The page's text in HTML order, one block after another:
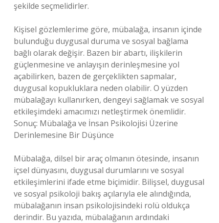
şekilde seçmelidirler.
Kişisel gözlemlerime göre, mübalağa, insanın içinde
bulunduğu duygusal duruma ve sosyal bağlama
bağlı olarak değişir. Bazen bir abartı, ilişkilerin
güçlenmesine ve anlayışın derinleşmesine yol
açabilirken, bazen de gerçeklikten sapmalar,
duygusal kopukluklara neden olabilir. O yüzden
mübalağayı kullanırken, dengeyi sağlamak ve sosyal
etkileşimdeki amacımızı netleştirmek önemlidir.
Sonuç: Mübalağa ve İnsan Psikolojisi Üzerine
Derinlemesine Bir Düşünce
Mübalağa, dilsel bir araç olmanın ötesinde, insanın
içsel dünyasını, duygusal durumlarını ve sosyal
etkileşimlerini ifade etme biçimidir. Bilişsel, duygusal
ve sosyal psikoloji bakış açılarıyla ele alındığında,
mübalağanın insan psikolojisindeki rolü oldukça
derindir. Bu yazıda, mübalağanın ardındaki